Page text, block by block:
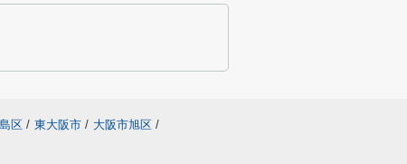
区 / 東大阪市 / 大阪市旭区 /